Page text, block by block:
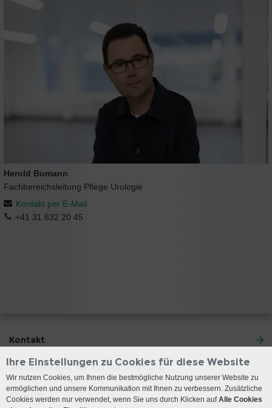
Herold Bumann
Fachbereichsleitung Pflege Urologie
Kontakt per E-Mail
+41 31 632 20 45
Kontakt
Anmeldungen für ein Tumorboard
Anreise
Ihre Einstellungen zu Cookies für diese Website
Wir nutzen Cookies, um Ihnen die bestmögliche Nutzung unserer Website zu
ermöglichen und unsere Kommunikation mit Ihnen zu verbessern. Zusätzliche
Cookies werden nur verwendet, wenn Sie uns durch Klicken aufAlle Cookies